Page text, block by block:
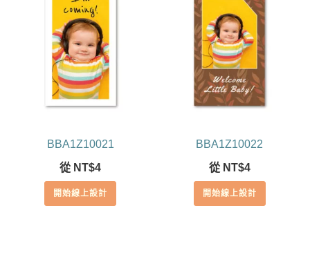
BBA1Z10021
從 NT$4
開始線上設計
BBA1Z10022
從 NT$4
開始線上設計